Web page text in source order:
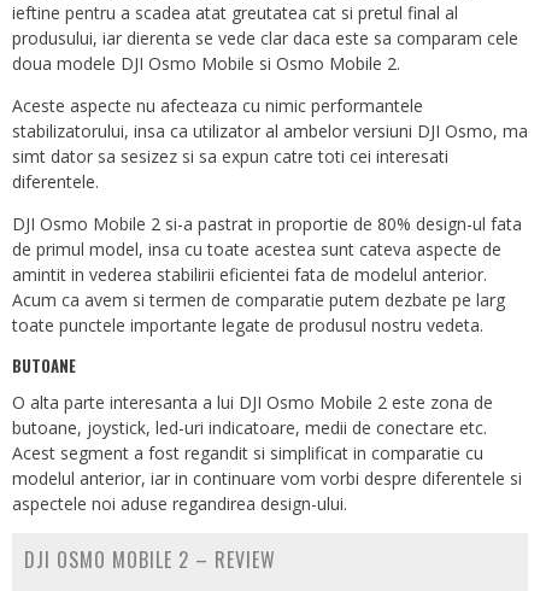
ieftine pentru a scadea atat greutatea cat si pretul final al
produsului, iar dierenta se vede clar daca este sa comparam cele
doua modele DJI Osmo Mobile si Osmo Mobile 2.
Aceste aspecte nu afecteaza cu nimic performantele
stabilizatorului, insa ca utilizator al ambelor versiuni DJI Osmo, ma
simt dator sa sesizez si sa expun catre toti cei interesati
diferentele.
DJI Osmo Mobile 2 si-a pastrat in proportie de 80% design-ul fata
de primul model, insa cu toate acestea sunt cateva aspecte de
amintit in vederea stabilirii eficientei fata de modelul anterior.
Acum ca avem si termen de comparatie putem dezbate pe larg
toate punctele importante legate de produsul nostru vedeta.
BUTOANE
O alta parte interesanta a lui DJI Osmo Mobile 2 este zona de
butoane, joystick, led-uri indicatoare, medii de conectare etc.
Acest segment a fost regandit si simplificat in comparatie cu
modelul anterior, iar in continuare vom vorbi despre diferentele si
aspectele noi aduse regandirea design-ului.
DJI OSMO MOBILE 2 – REVIEW